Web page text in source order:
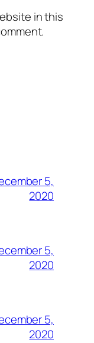
in this
5,
2020
5,
2020
5,
2020